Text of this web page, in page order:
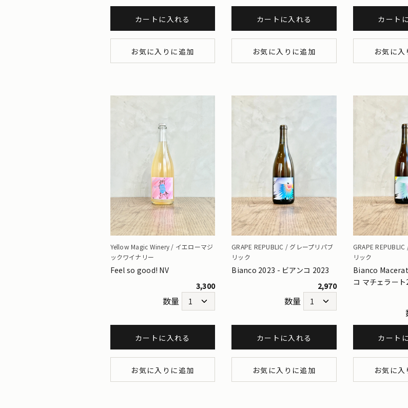
カートに入れる
お気に入りに追加
カートに入れる
お気に入りに追加
カート
お気に
Yellow Magic Winery / イエローマジ
ックワイナリー
Feel so good! NV
3,300
数量
カートに入れる
お気に入りに追加
GRAPE REPUBLIC / グレープリパブ
リック
Bianco 2023 - ビアンコ 2023
2,970
数量
カートに入れる
お気に入りに追加
GRAPE
リック
Bianco
コ マチェラー
カート
お気に